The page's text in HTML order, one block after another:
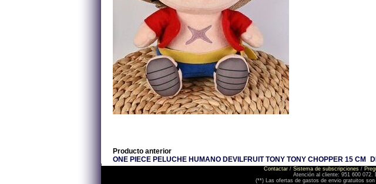
Producto anterior
ONE PIECE PELUCHE HUMANO DEVILFRUIT TONY TONY CHOPPER 15 CM
Contactar / Sistema de subscripciones /
Atención al cliente: 951 600 072.
(**) Las ofertas de gastos de envio gratuitos